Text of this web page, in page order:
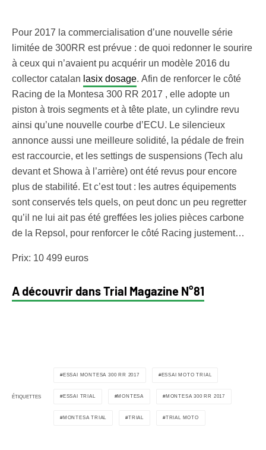
Pour 2017 la commercialisation d’une nouvelle série
limitée de 300RR est prévue : de quoi redonner le sourire
à ceux qui n’avaient pu acquérir un modèle 2016 du
collector catalan lasix dosage. Afin de renforcer le côté
Racing de la Montesa 300 RR 2017 , elle adopte un
piston à trois segments et à tête plate, un cylindre revu
ainsi qu’une nouvelle courbe d’ECU. Le silencieux
annonce aussi une meilleure solidité, la pédale de frein
est raccourcie, et les settings de suspensions (Tech alu
devant et Showa à l’arrière) ont été revus pour encore
plus de stabilité. Et c’est tout : les autres équipements
sont conservés tels quels, on peut donc un peu regretter
qu’il ne lui ait pas été greffées les jolies pièces carbone
de la Repsol, pour renforcer le côté Racing justement…
Prix: 10 499 euros
A découvrir dans Trial Magazine N°81
ÉTIQUETTES
ESSAI MONTESA 300 RR 2017 ESSAI MOTO TRIAL
ESSAI TRIAL MONTESA MONTESA 300 RR 2017
MONTESA TRIAL TRIAL TRIAL MOTO